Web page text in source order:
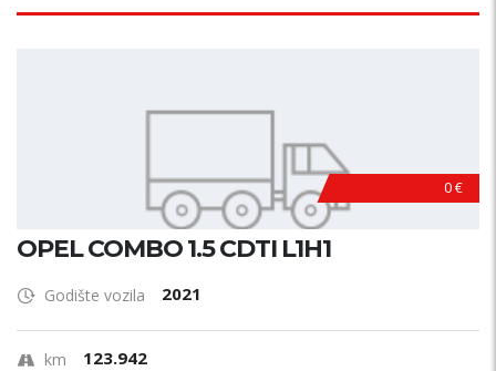
0 €
OPEL COMBO 1.5 CDTI L1H1
Godište vozila 2021
km 123.942